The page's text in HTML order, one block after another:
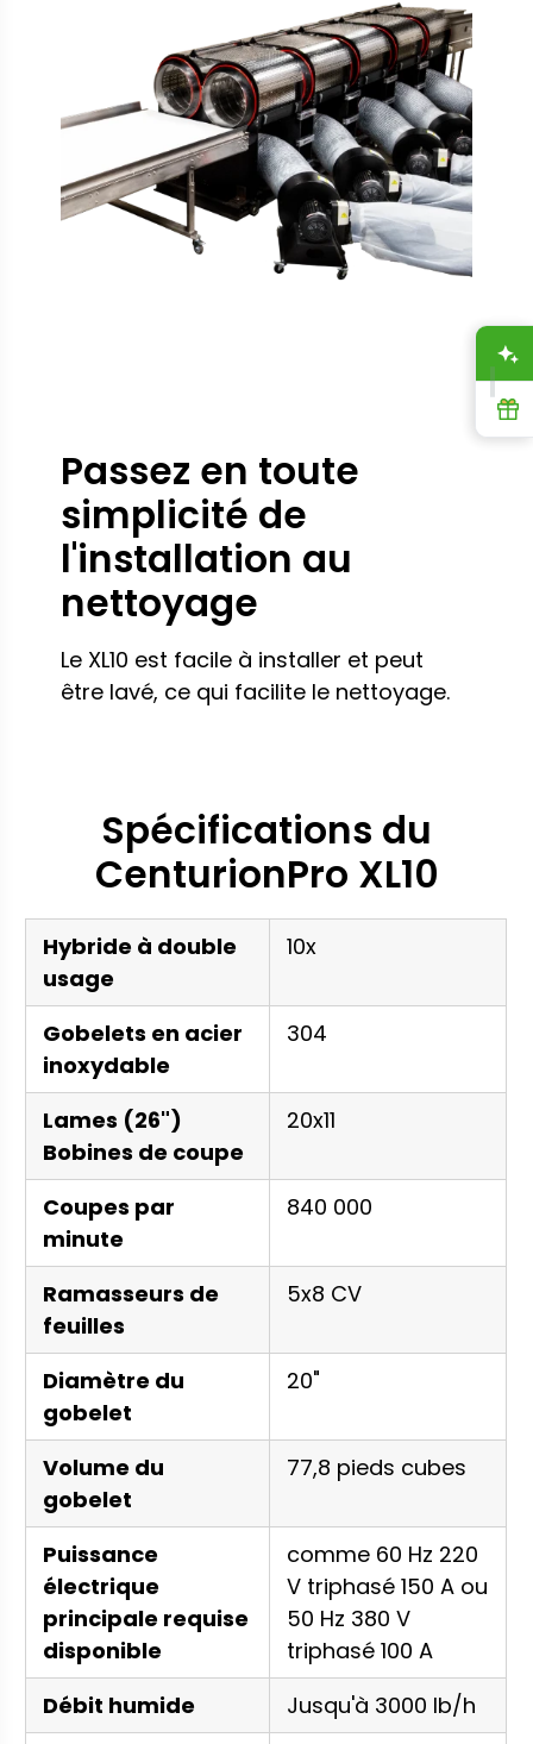
Passez en toute
simplicité de
l'installation au
nettoyage
Le XL10 est facile à installer et peut
être lavé, ce qui facilite le nettoyage.
Spécifications du
CenturionPro XL10
Hybride à double
usage
10x
Gobelets en acier
inoxydable
304
Lames (26")
Bobines de coupe
20x11
Coupes par
minute
840 000
Ramasseurs de
feuilles
5x8 CV
Diamètre du
gobelet
20"
Volume du
gobelet
77,8 pieds cubes
Puissance
électrique
principale requise
disponible
comme 60 Hz 220
V triphasé 150 A ou
50 Hz 380 V
triphasé 100 A
Débit humide
Jusqu'à 3000 lb/h